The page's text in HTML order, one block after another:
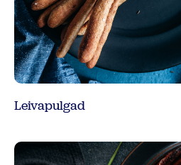
Leivapulgad